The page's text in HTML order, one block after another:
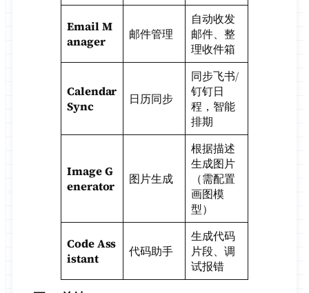
Email M
anager
邮件管理
自动收发
邮件、整
理收件箱
Calendar
Sync
日历同步
同步飞书/
钉钉日
程，智能
排期
Image G
enerator
图片生成
根据描述
生成图片
（需配置
画图模
型）
Code Ass
istant
代码助手
生成代码
片段、调
试报错